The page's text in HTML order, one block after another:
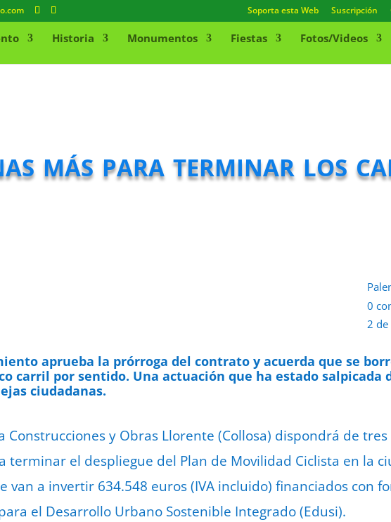
Soporta esta Web Suscripción
Historia Monumentos Fiestas Fotos/Videos
más para terminar los
0
2
aprueba la prórroga del contrato y acuerda que se
carril por sentido. Una actuación que ha estado salpicada
ciudadanas.
Construcciones y Obras Llorente (Collosa) dispondrá de
terminar el despliegue del Plan de Movilidad Ciclista en la
van a invertir 634.548 euros (IVA incluido) financiados con
el Desarrollo Urbano Sostenible Integrado (Edusi).